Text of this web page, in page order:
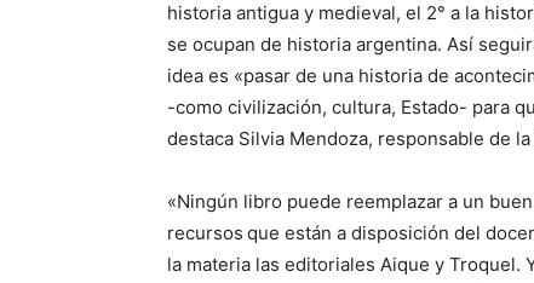
historia antigua y medieval, el 2° a la
se ocupan de historia argentina. Así
idea es «pasar de una historia de
-como civilización, cultura, Estado- para
destaca Silvia Mendoza, responsable de
«Ningún libro puede reemplazar a un
recursos que están a disposición del
la materia las editoriales Aique y Troquel.